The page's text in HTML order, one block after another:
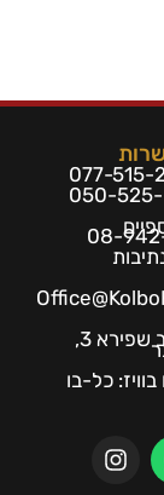
077-515-
050-525-
הרב שפירא 3,
ויז: כל-בו